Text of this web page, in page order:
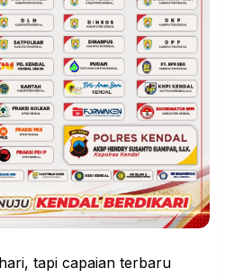
tapi capaian terbaru